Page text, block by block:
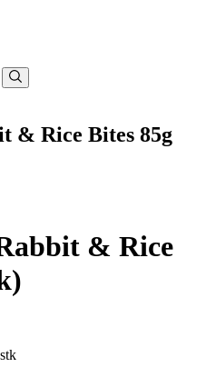
Søk
& Rice Bites 85g
& Rice